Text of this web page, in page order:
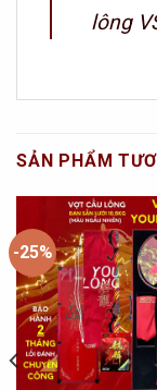
lông
SẢN PHẨM
-25%